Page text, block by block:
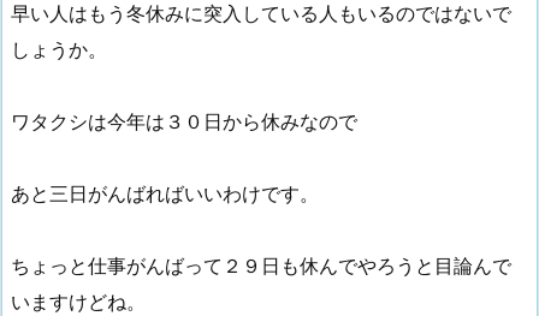
早い人はもう冬休みに突入している人もいるのではないで
しょうか。
ワタクシは今年は３０日から休みなので
あと三日がんばればいいわけです。
ちょっと仕事がんばって２９日も休んでやろうと目論んで
いますけどね。